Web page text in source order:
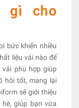
gì cho
bức khiến nhiều
liệu vải nào để
vải phù hợp giúp
hôi tốt, mang lại
sẽ giới thiệu
giúp bạn vừa